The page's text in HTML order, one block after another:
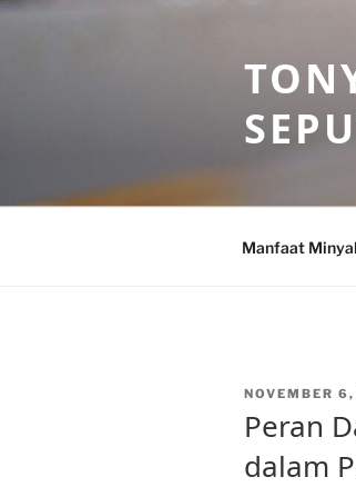
Skip
Manfaat
POSTED
NOVEMBER
Peran
dalam